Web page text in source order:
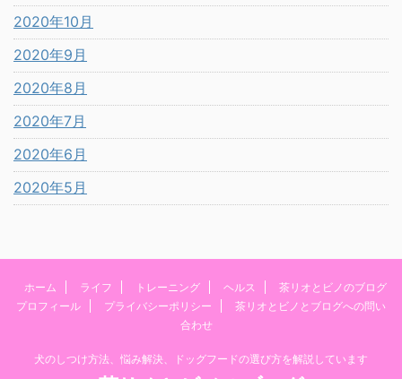
2020年10月
2020年9月
2020年8月
2020年7月
2020年6月
2020年5月
ホーム ライフ トレーニング ヘルス
茶リオとビノのブログ
プロフィール
プライバシーポリシー
茶リオとビノとブログへの問い
合わせ
犬のしつけ方法、悩み解決、ドッグフードの選び方を解説しています